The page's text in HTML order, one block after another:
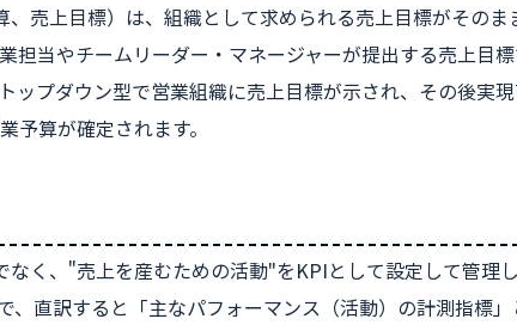
、売上目標）は、組織として求められる売上目標がその
担当やチームリーダー・マネージャーが提出する売上目
ップダウン型で営業組織に売上目標が示され、その後実
予算が確定されます。
く、"売上を産むための活動"をKPIとして設定して管理
直訳すると「主なパフォーマンス（活動）の計測指標